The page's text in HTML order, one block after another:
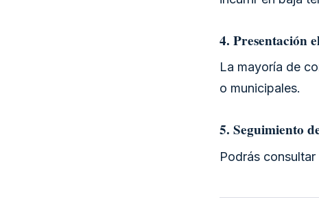
4. Presentación
La mayoría de
o municipales.
5. Seguimiento
Podrás